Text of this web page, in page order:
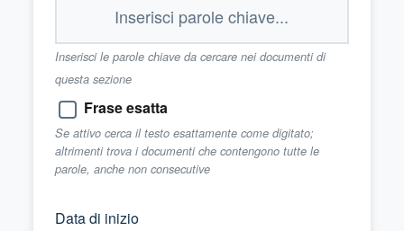
Inserisci le parole chiave da cercare nei documenti di
questa sezione
Frase esatta
Se attivo cerca il testo esattamente come digitato;
altrimenti trova i documenti che contengono tutte le
parole, anche non consecutive
Data di inizio